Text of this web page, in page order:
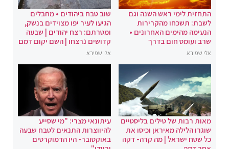
התחזית לימי ראש השנה וגם
לשבת: תשכחו מהקרירות
הנעימה מהימים האחרונים •
שרב ועומס חום בדרך
אלי שפירא
שוב טבח ביהודים • מחבלים
הגיעו לעיר יפו מצוידים בנשק,
ומטרתם: רצח יהודים | שבעה
קדושים נרצחו | השם יקום דמם
אלי שפירא
מאות רבות של טילים בליסטיים
שוגרו הלילה מאיראן וכיסו את
כל שטח ישראל | מה קרה- דקה
עיתונאי מצרי: "מי שסייע
להיווצרות התנאים לטבח שבעה
באוקטובר- היו הדמוקרטים